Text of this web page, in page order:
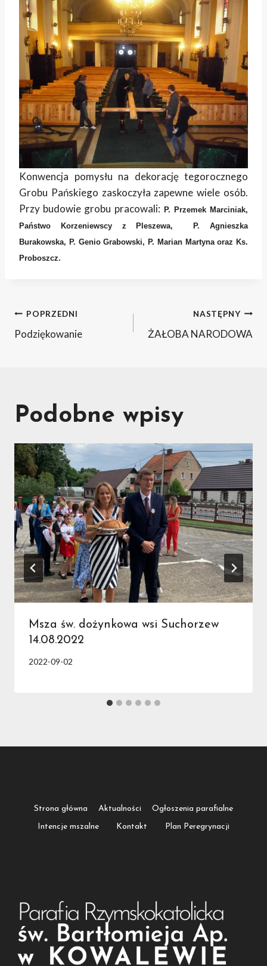
Konwencja pomysłu na dekorację tegorocznego
Grobu Pańskiego zaskoczyła zapewne wiele osób.
Przy budowie grobu pracowali: P. Przemek Marciniak,
Państwo Korzeniewscy z Pleszewa, P. Agnieszka
Burakowska, P. Genio Grabowski, P. Marian Martyna oraz Ks.
Proboszcz.
Nawigacja
wpisu
POPRZEDNI
Podziękowanie
NASTĘPNY
ŻAŁOBA NARODOWA
Podobne wpisy
Msza św. dożynkowa wsi Suchorzew
14.08.2022
2022-09-02
Strona główna Aktualności Ogłoszenia parafialne
Intencje mszalne Kontakt Plan Peregrynacji